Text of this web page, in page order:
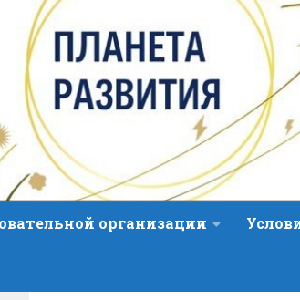
организации